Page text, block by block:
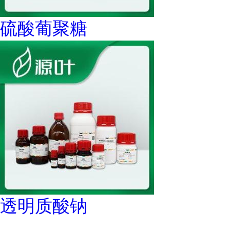
硫酸葡聚糖
透明质酸钠